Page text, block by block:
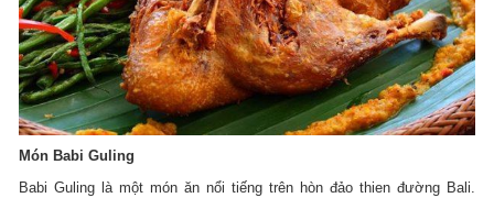
Món Babi Guling
Babi Guling là một món ăn nổi tiếng trên hòn đảo thien đường Bali.